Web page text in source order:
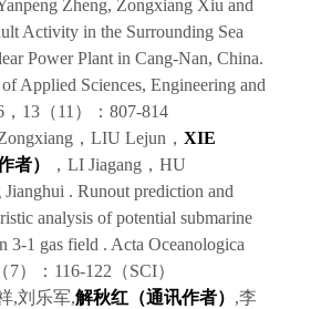
Zheng, Zongxiang Xiu and
Activity in the Surrounding Sea
Power Plant in Cang-Nan, China.
Applied Sciences, Engineering and
， 13（11 ）： 807-814
， LIU Lejun ， XIE
者） ， LI Jiagang， HU
Jianghui . Runout prediction and
analysis of potential submarine
3-1 gas field . Acta Oceanologica
7）： 116-122 （SCI）
,刘乐军,解秋红（通讯作者） ,李